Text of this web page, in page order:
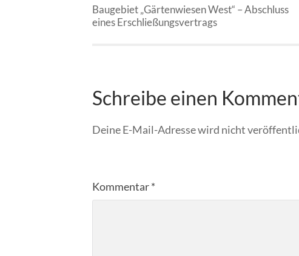
Baugebiet „Gärtenwiesen West“ – Abschluss
eines Erschließungsvertrags
Schreibe einen
Deine E-Mail-Adresse wird nicht
Kommentar*